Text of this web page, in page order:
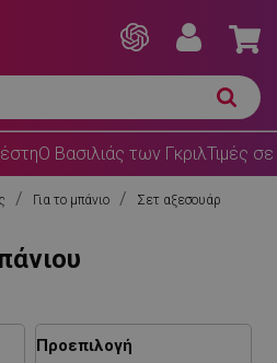
Ο Βασιλιάς των ΓκριλΤιμές σε
Για το μπάνιο
Σετ αξεσουάρ